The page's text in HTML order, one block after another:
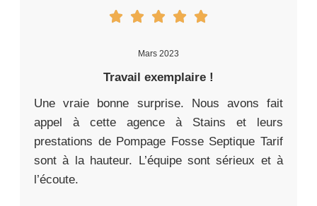
Mars 2023
Travail exemplaire !
Une vraie bonne surprise. Nous avons fait
appel à cette agence à Stains et leurs
prestations de Pompage Fosse Septique Tarif
sont à la hauteur. L’équipe sont sérieux et à
l’écoute.